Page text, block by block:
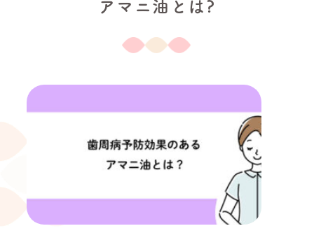
アマニ油とは?